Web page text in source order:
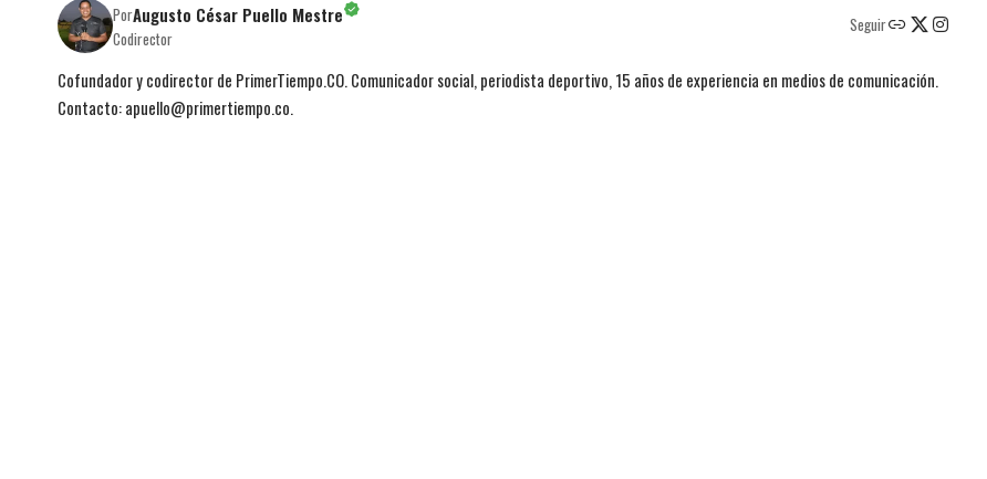
PorAugusto César Puello Mestre
Codirector
Seguir
Cofundador y codirector de PrimerTiempo.CO. Comunicador social, periodista deportivo, 15 años de experiencia en medios de comunicación.
Contacto: apuello@primertiempo.co.